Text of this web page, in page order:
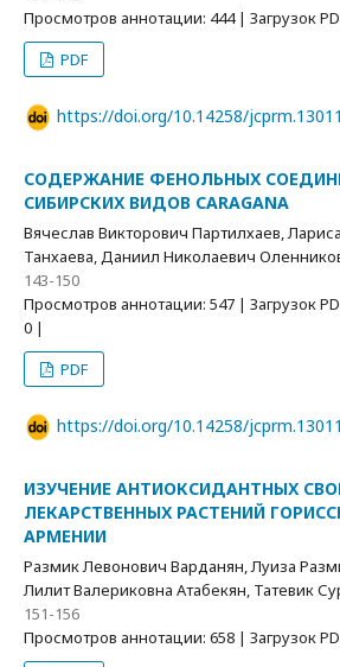
Просмотров аннотации: 444 | Загрузок
PDF
https://doi.org/10.14258/
СОДЕРЖАНИЕ ФЕНОЛЬНЫХ
СИБИРСКИХ ВИДОВ CARAGANA
Вячеслав Викторович Партилхаев,
Танхаева, Даниил Николаевич
143-150
Просмотров аннотации: 547 | Загрузок
0 |
PDF
https://doi.org/10.14258/
ИЗУЧЕНИЕ АНТИОКСИДАНТНЫХ
ЛЕКАРСТВЕННЫХ РАСТЕНИЙ
АРМЕНИИ
Размик Левонович Варданян, Луиза
Лилит Валериковна Атабекян, Татевик
151-156
Просмотров аннотации: 658 | Загрузок